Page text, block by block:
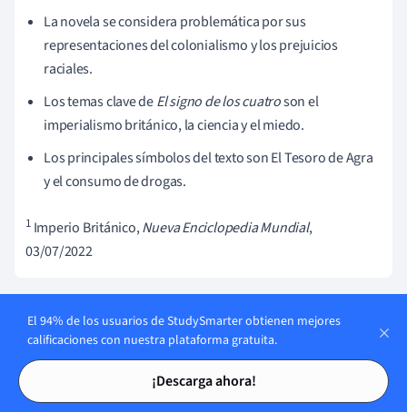
Tarjetas de estudio
Tarjetas de estudio
La novela se considera problemática por sus
representaciones del colonialismo y los prejuicios
raciales.
Los temas clave deEl signo de los cuatroson el
imperialismo británico, la ciencia y el miedo.
Los principales símbolos del texto son El Tesoro de Agra
y el consumo de drogas.
1 Imperio Británico,Nueva Enciclopedia Mundial,
03/07/2022
Temas similares en Literatura
Emily Brontë
El 94% de los usuarios de StudySmarter obtienen mejores
calificaciones con nuestra plataforma gratuita.
¡Descarga ahora!